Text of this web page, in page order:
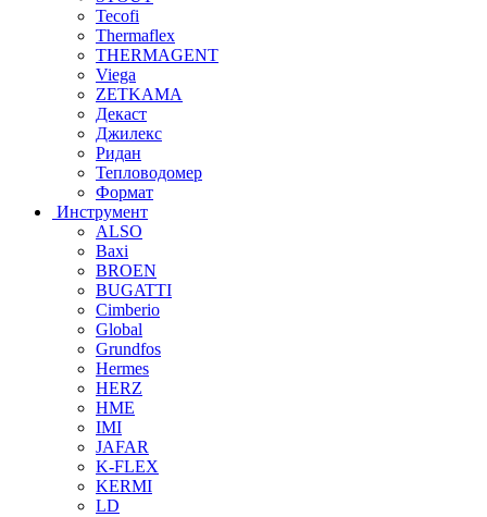
Tecofi
Thermaflex
THERMAGENT
Viega
ZETKAMA
Декаст
Джилекс
Ридан
Тепловодомер
Формат
Инструмент
ALSO
Baxi
BROEN
BUGATTI
Cimberio
Global
Grundfos
Hermes
HERZ
HME
IMI
JAFAR
K-FLEX
KERMI
LD